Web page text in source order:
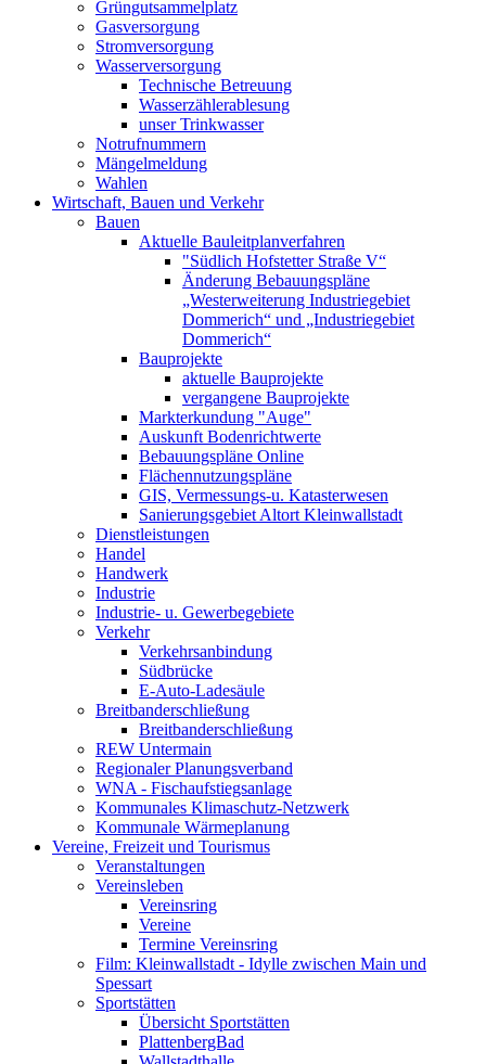
Grüngutsammelplatz
Gasversorgung
Stromversorgung
Wasserversorgung
Technische Betreuung
Wasserzählerablesung
unser Trinkwasser
Notrufnummern
Mängelmeldung
Wahlen
Wirtschaft, Bauen und Verkehr
Bauen
Aktuelle Bauleitplanverfahren
"Südlich Hofstetter Straße V“
Änderung Bebauungspläne
„Westerweiterung Industriegebiet
Dommerich“ und „Industriegebiet
Dommerich“
Bauprojekte
aktuelle Bauprojekte
vergangene Bauprojekte
Markterkundung "Auge"
Auskunft Bodenrichtwerte
Bebauungspläne Online
Flächennutzungspläne
GIS, Vermessungs-u. Katasterwesen
Sanierungsgebiet Altort Kleinwallstadt
Dienstleistungen
Handel
Handwerk
Industrie
Industrie- u. Gewerbegebiete
Verkehr
Verkehrsanbindung
Südbrücke
E-Auto-Ladesäule
Breitbanderschließung
Breitbanderschließung
REW Untermain
Regionaler Planungsverband
WNA - Fischaufstiegsanlage
Kommunales Klimaschutz-Netzwerk
Kommunale Wärmeplanung
Vereine, Freizeit und Tourismus
Veranstaltungen
Vereinsleben
Vereinsring
Vereine
Termine Vereinsring
Film: Kleinwallstadt - Idylle zwischen Main und
Spessart
Sportstätten
Übersicht Sportstätten
PlattenbergBad